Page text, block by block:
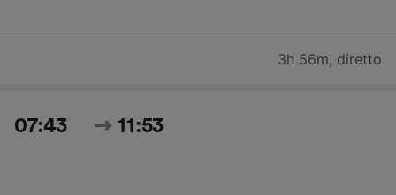
3h 56m, diretto
07:43 11:53